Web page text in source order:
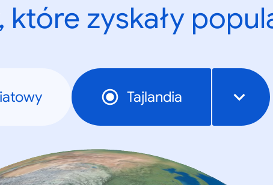
które zyskały
Tajlandia